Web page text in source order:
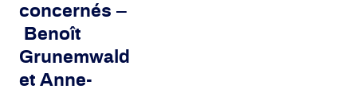
concernés –
Benoît
Grunemwald
et Anne-